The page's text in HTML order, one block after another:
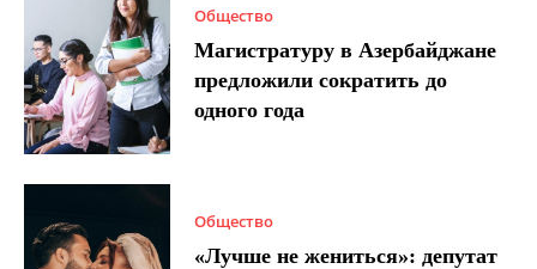
Общество
Магистратуру в Азербайджане
предложили сократить до
одного года
Общество
«Лучше не жениться»: депутат